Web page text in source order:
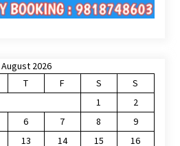
August 2026
T F S
S
1
2
6 7 8
9
13 14 15
16